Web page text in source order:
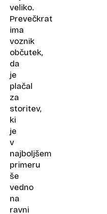
veliko.
Prevečkrat
ima
voznik
občutek,
da
je
plačal
za
storitev,
ki
je
v
najboljšem
primeru
še
vedno
na
ravni